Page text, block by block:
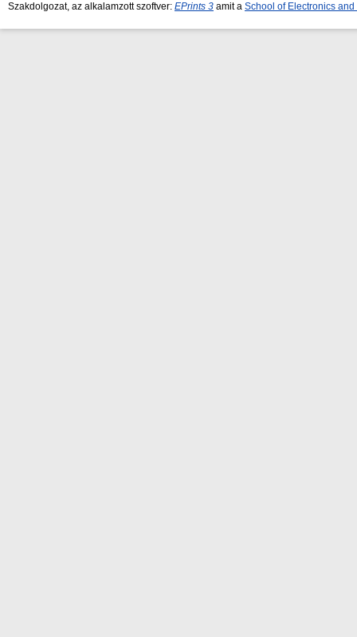
Szakdolgozat, az alkalamzott szoftver: EPrints 3 amit a School of Electronics